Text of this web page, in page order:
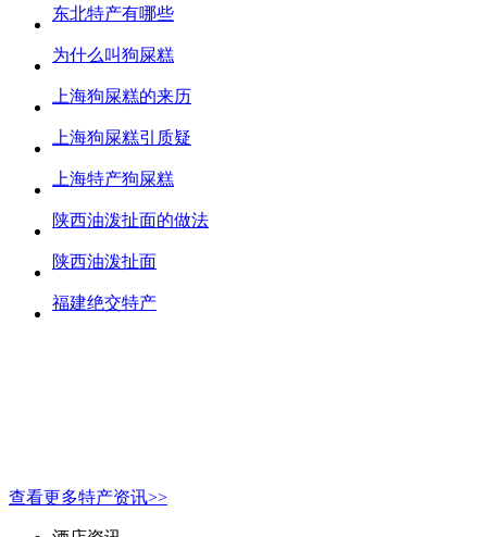
东北特产有哪些
为什么叫狗屎糕
上海狗屎糕的来历
上海狗屎糕引质疑
上海特产狗屎糕
陕西油泼扯面的做法
陕西油泼扯面
福建绝交特产
查看更多特产资讯>>